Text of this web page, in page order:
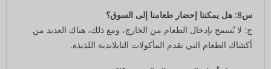
س8: هل يمكننا إحضار طعامنا إلى السوق؟
ج: لا يُسمح بإدخال الطعام من الخارج، ومع ذلك، هناك العديد من
أكشاك الطعام التي تقدم المأكولات التايلاندية اللذيذة.